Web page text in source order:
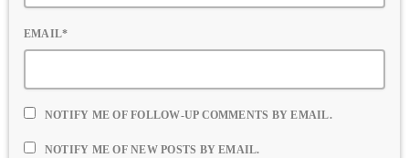
EMAIL*
NOTIFY ME OF FOLLOW-UP COMMENTS BY EMAIL.
NOTIFY ME OF NEW POSTS BY EMAIL.